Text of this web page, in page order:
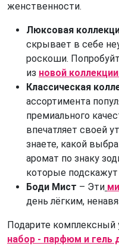
женственности.
Люксовая
скрывает в себе
роскоши.
из новой
Классическая
ассортимента
премиального
впечатляет своей
знаете, какой
аромат по знаку
которые
Боди Мист – Эти
день лёгким,
Подарите
набор - парфюм и гель